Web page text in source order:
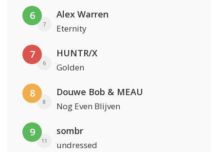
6
7
Alex Warren
Eternity
7
6
HUNTR/X
Golden
8
8
Douwe Bob & MEAU
Nog Even Blijven
9
11
sombr
undressed